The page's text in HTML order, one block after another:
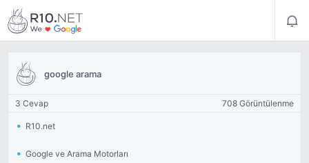
google arama
3 Cevap 708 Görüntülenme
R10.net
Google ve Arama Motorları